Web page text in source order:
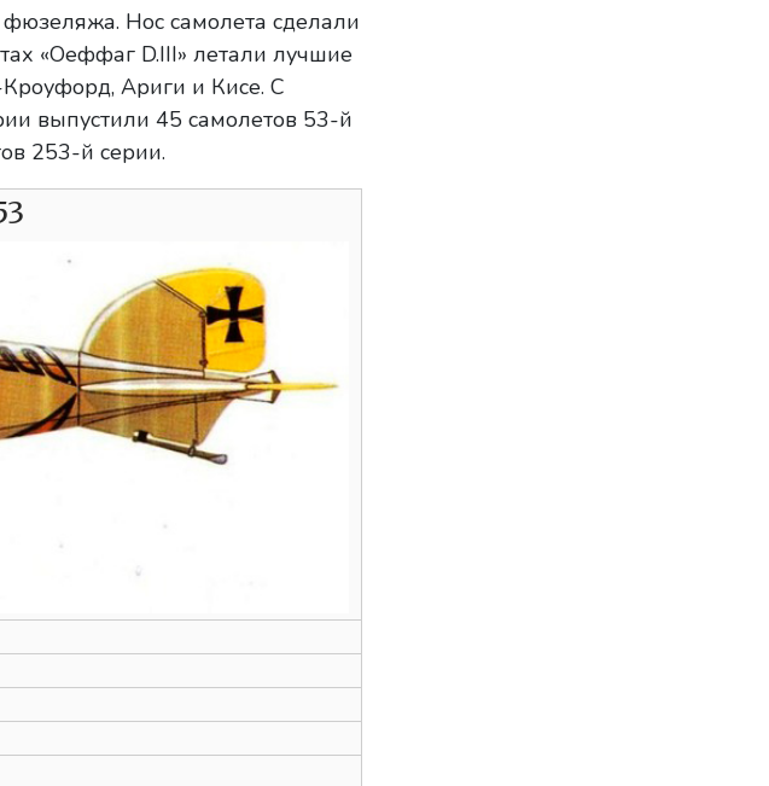
Нос самолета сделали
«Оеффаг D.III» летали лучшие
Ариги и Кисе. С
выпустили 45 самолетов 53-й
253-й серии.